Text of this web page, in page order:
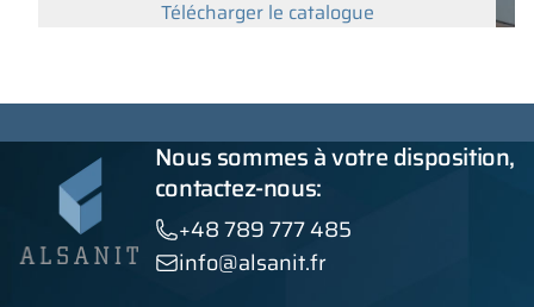
Télécharger le catalogue
Nous sommes à votre disposition,
contactez-nous:
+48 789 777 485
info@alsanit.fr